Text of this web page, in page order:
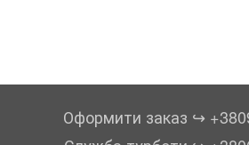
Оформити заказ ↪︎